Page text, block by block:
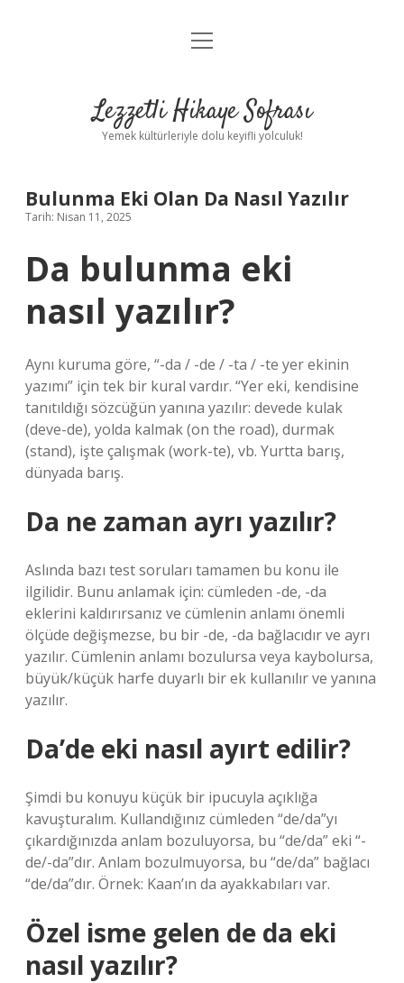
Anasayfa
Yasal Uyarı
menüyü
Lezzetli Hikaye Sofrası
Yemek kültürleriyle dolu keyifli yolculuk!
Bulunma Eki Olan Da Nasıl Yazılır
Tarih: Nisan 11, 2025
Da bulunma eki
nasıl yazılır?
Aynı kuruma göre, “-da / -de / -ta / -te yer ekinin
yazımı” için tek bir kural vardır. “Yer eki, kendisine
tanıtıldığı sözcüğün yanına yazılır: devede kulak
(deve-de), yolda kalmak (on the road), durmak
(stand), işte çalışmak (work-te), vb. Yurtta barış,
dünyada barış.
Da ne zaman ayrı yazılır?
Aslında bazı test soruları tamamen bu konu ile
ilgilidir. Bunu anlamak için: cümleden -de, -da
eklerini kaldırırsanız ve cümlenin anlamı önemli
ölçüde değişmezse, bu bir -de, -da bağlacıdır ve ayrı
yazılır. Cümlenin anlamı bozulursa veya kaybolursa,
büyük/küçük harfe duyarlı bir ek kullanılır ve yanına
yazılır.
Da’de eki nasıl ayırt edilir?
Şimdi bu konuyu küçük bir ipucuyla açıklığa
kavuşturalım. Kullandığınız cümleden “de/da”yı
çıkardığınızda anlam bozuluyorsa, bu “de/da” eki “-
de/-da”dır. Anlam bozulmuyorsa, bu “de/da” bağlacı
“de/da”dır. Örnek: Kaan’ın da ayakkabıları var.
Özel isme gelen de da eki
nasıl yazılır?